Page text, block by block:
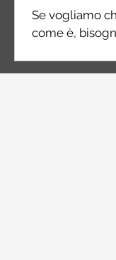
Se vogliamo
come è,